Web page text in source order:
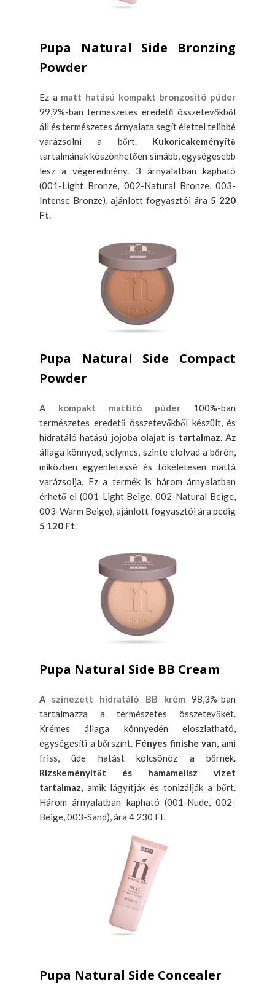
Pupa Natural Side Bronzing
Powder
Ez a matt hatású kompakt bronzosító púder
99,9%-ban természetes eredetű összetevőkből
áll és természetes árnyalata segít élettel telibbé
varázsolni a bőrt. Kukoricakeményítő
tartalmának köszönhetően simább, egységesebb
lesz a végeredmény. 3 árnyalatban kapható
(001-Light Bronze, 002-Natural Bronze, 003-
Intense Bronze), ajánlott fogyasztói ára 5 220
Ft.
Pupa Natural Side Compact
Powder
A kompakt mattító púder
100%-ban
természetes eredetű összetevőkből készült, és
hidratáló hatású jojoba olajat is tartalmaz. Az
állaga könnyed, selymes, szinte elolvad a bőrön,
miközben egyenletessé és tökéletesen mattá
varázsolja. Ez a termék is három árnyalatban
érhető el (001-Light Beige, 002-Natural Beige,
003-Warm Beige), ajánlott fogyasztói ára pedig
5 120 Ft.
Pupa Natural Side BB Cream
A színezett hidratáló BB krém 98,3%-ban
tartalmazza a természetes összetevőket.
Krémes állaga könnyedén eloszlatható,
egységesíti a bőrszínt. Fényes finishe van, ami
friss, üde hatást kölcsönöz a bőrnek.
Rizskeményítőt és hamamelisz vizet
tartalmaz, amik lágyítják és tonizálják a bőrt.
Három árnyalatban kapható (001-Nude, 002-
Beige, 003-Sand), ára 4 230 Ft.
Pupa Natural Side Concealer